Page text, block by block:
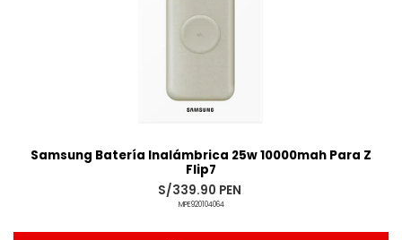
Samsung Batería Inalámbrica 25w 10000mah Para Z
Flip7
S/339.90 PEN
MPE920104064